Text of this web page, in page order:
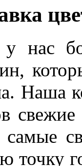
у нас
Наша
самые
точку